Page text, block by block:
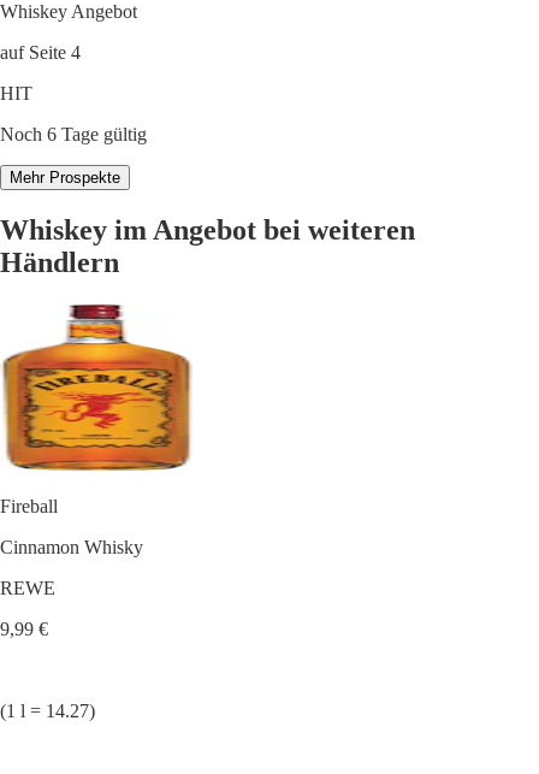
Whiskey Angebot
auf Seite 4
HIT
Noch 6 Tage gültig
Mehr Prospekte
Whiskey im Angebot bei weiteren
Händlern
Fireball
Cinnamon Whisky
REWE
9,99 €
(1 l = 14.27)